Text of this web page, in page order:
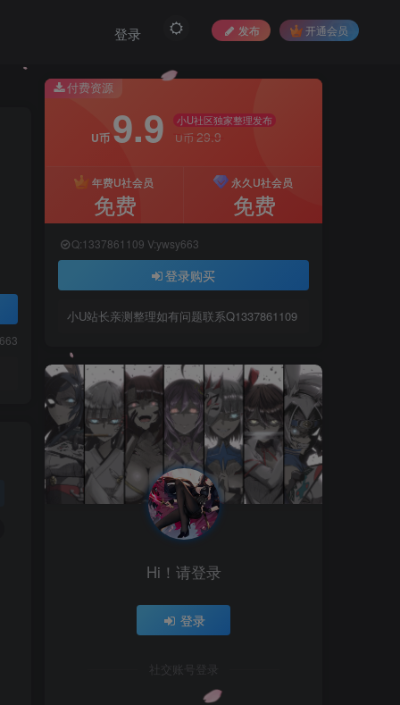
发布 开通会员
登录
付费资源
U币 9.9 小U社区独家整理发布
U币 29.9
年费U社会员
免费
永久U社会员
免费
Q:1337861109 V:ywsy663
登录购买
小U站长亲测整理如有问题联系Q1337861109
Hi！请登录
登录
社交账号登录